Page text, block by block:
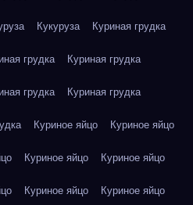
Кукуруза Куриная грудка
грудка Куриная грудка
грудка Куриная грудка
Куриное яйцо Куриное яйцо
Куриное яйцо Куриное яйцо
Куриное яйцо Куриное яйцо